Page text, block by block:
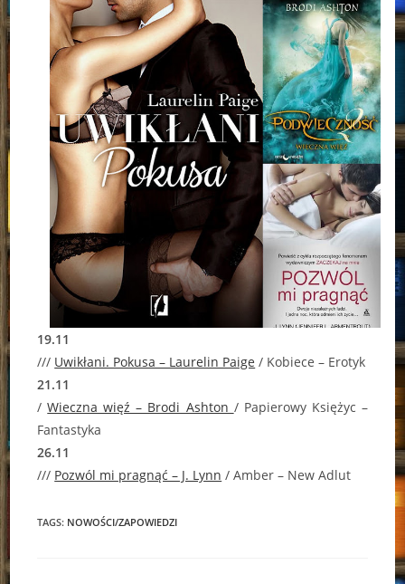
19.11
/// Uwikłani. Pokusa – Laurelin Paige / Kobiece – Erotyk
21.11
/Wieczna więź – Brodi Ashton / Papierowy Księżyc –
Fantastyka
26.11
/// Pozwól mi pragnąć – J. Lynn / Amber – New Adlut
TAGS: NOWOŚCI/ZAPOWIEDZI